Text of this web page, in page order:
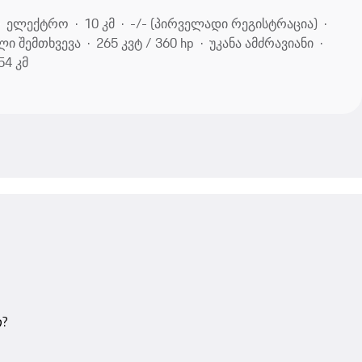
ელექტრო 10 კმ
-/- (პირველადი რეგისტრაცია)
შემთხვევა 265 კვტ / 360 hp
უკანა ამძრავიანი
კმ